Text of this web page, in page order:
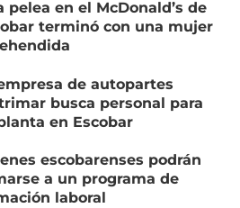
pelea en el McDonald’s de
terminó con una mujer
de autopartes
busca personal para
en Escobar
escobarenses podrán
a un programa de
laboral